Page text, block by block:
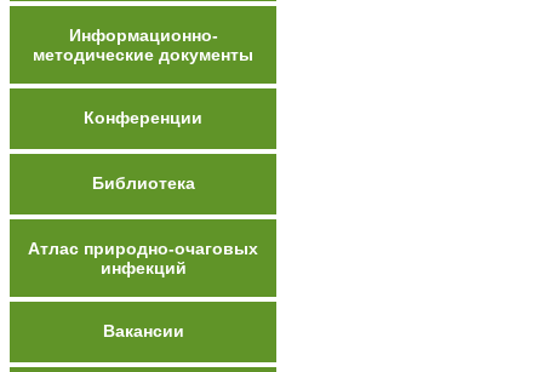
Информационно-
методические документы
Конференции
Библиотека
Атлас природно-очаговых
инфекций
Вакансии